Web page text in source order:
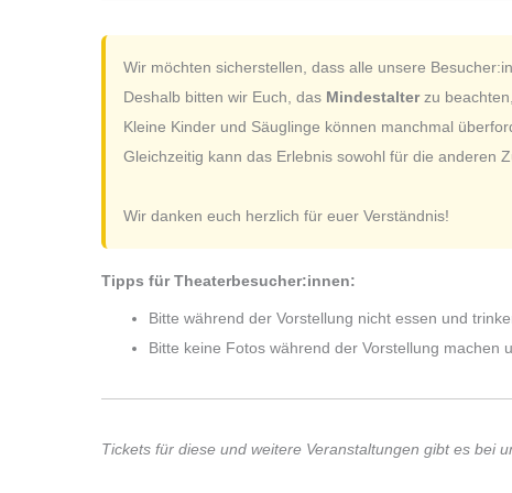
Wir möchten sicherstellen, dass alle unsere
Deshalb bitten wir Euch, das Mindestalterzu
Kleine Kinder und Säuglinge können manchmal
Gleichzeitig kann das Erlebnis sowohl für die anderen
Wir danken euch herzlich für euer Verständnis!
Tipps für Theaterbesucher:innen:
Bitte während der Vorstellung nicht essen und
Bitte keine Fotos während der Vorstellung machen
Tickets für diese und weitere Veranstaltungen gibt es bei